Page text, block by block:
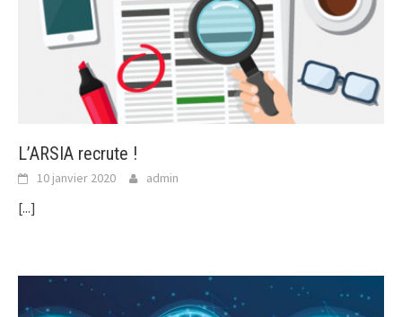
L’ARSIA recrute !
10 janvier 2020 admin
[...]